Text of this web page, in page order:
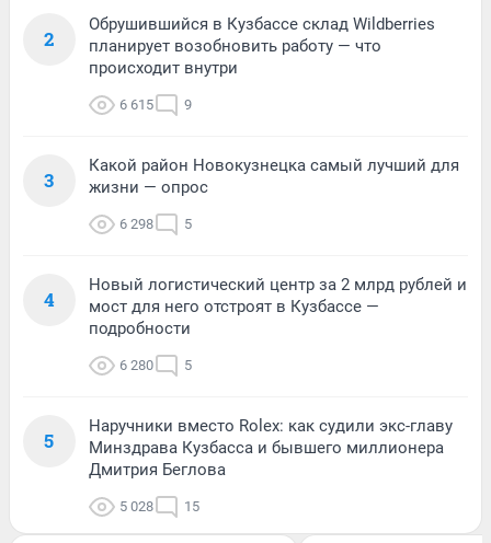
2
Обрушившийся в Кузбассе склад Wildberries
планирует возобновить работу — что
происходит внутри
6 615 9
3
Какой район Новокузнецка самый лучший для
жизни — опрос
6 298 5
4
Новый логистический центр за 2 млрд рублей и
мост для него отстроят в Кузбассе —
подробности
6 280 5
5
Наручники вместо Rolex: как судили экс-главу
Минздрава Кузбасса и бывшего миллионера
Дмитрия Беглова
5 028 15